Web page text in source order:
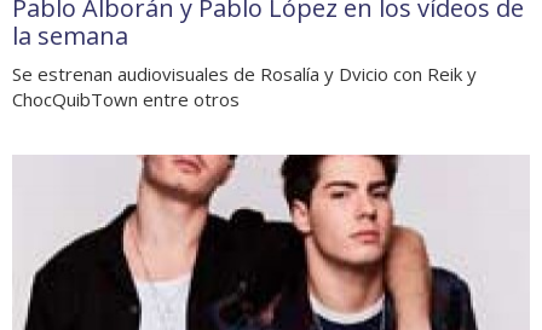
Pablo Alborán y Pablo López en los vídeos de
la semana
Se estrenan audiovisuales de Rosalía y Dvicio con Reik y
ChocQuibTown entre otros